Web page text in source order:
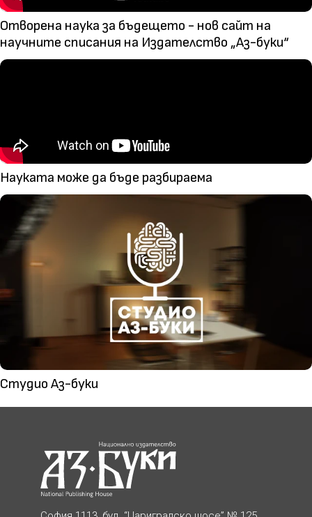
Отворена наука за бъдещето - нов сайт на
научните списания на Издателство „Аз-буки“
Науката може да бъде разбираема
Студио Аз-буки